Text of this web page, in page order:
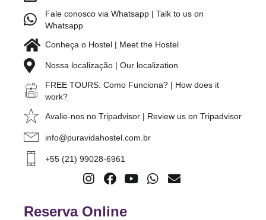
Fale conosco via Whatsapp | Talk to us on
Whatsapp
Conheça o Hostel | Meet the Hostel
Nossa localização | Our localization
FREE TOURS: Como Funciona? | How does it
work?
Avalie-nos no Tripadvisor | Review us on Tripadvisor
info@puravidahostel.com.br
+55 (21) 99028-6961
Reserva Online